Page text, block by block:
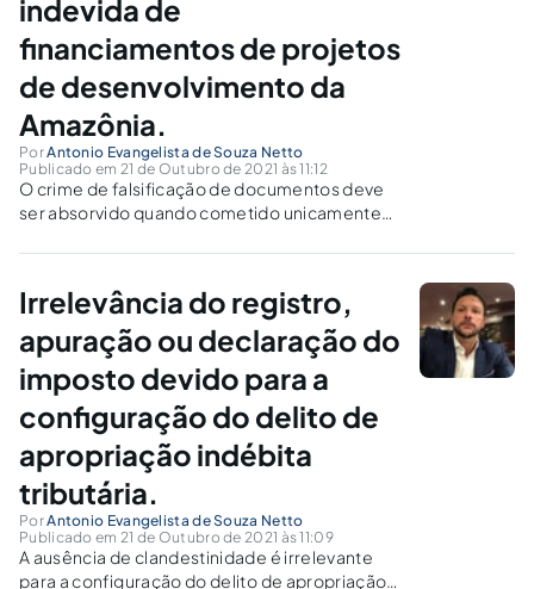
indevida de
financiamentos de projetos
de desenvolvimento da
Amazônia.
PorAntonio Evangelista de Souza Netto
Publicado em 21 de Outubro de 2021 às 11:12
O crime de falsificação de documentos deve
ser absorvido quando cometido unicamente
ordem tributária tipificado no art. 2º, inciso IV ,
Irrelevância do registro,
apuração ou declaração do
imposto devido para a
configuração do delito de
apropriação indébita
tributária.
PorAntonio Evangelista de Souza Netto
Publicado em 21 de Outubro de 2021 às 11:09
A ausência de clandestinidade é irrelevante
para a configuração do delito de apropriação